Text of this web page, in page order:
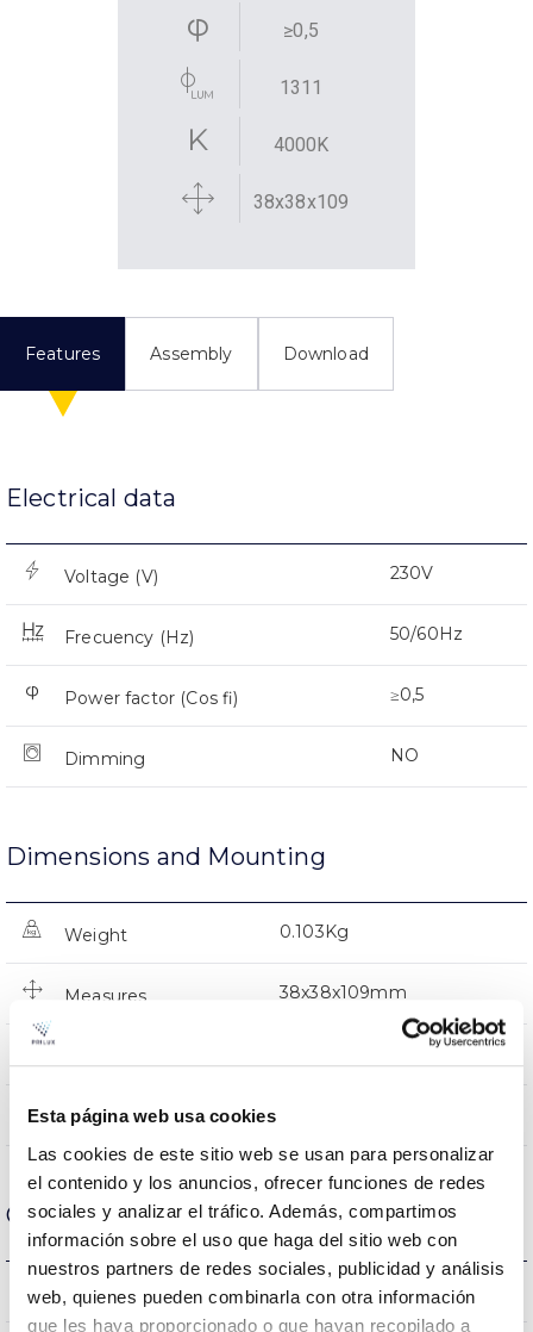
Esta página web usa cookies
Las cookies de este sitio web se usan para personalizar
el contenido y los anuncios, ofrecer funciones de redes
sociales y analizar el tráfico. Además, compartimos
información sobre el uso que haga del sitio web con
nuestros partners de redes sociales, publicidad y análisis
web, quienes pueden combinarla con otra información
que les haya proporcionado o que hayan recopilado a
≥0,5
1311
4000K
38x38x109
Features Assembly Download
Electrical data
Voltage (V) 230V
Frecuency (Hz) 50/60Hz
Power factor (Cos fi) ≥0,5
Dimming NO
Dimensions and Mounting
Weight 0.103Kg
Measures 38x38x109mm
Lighting
Optical data
Colour temperature 4000K